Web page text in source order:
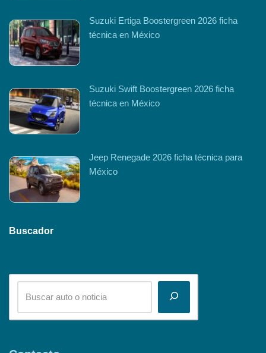
Suzuki Ertiga Boostergreen 2026 ficha
técnica en México
Suzuki Swift Boostergreen 2026 ficha
técnica en México
Jeep Renegade 2026 ficha técnica para
México
Buscador